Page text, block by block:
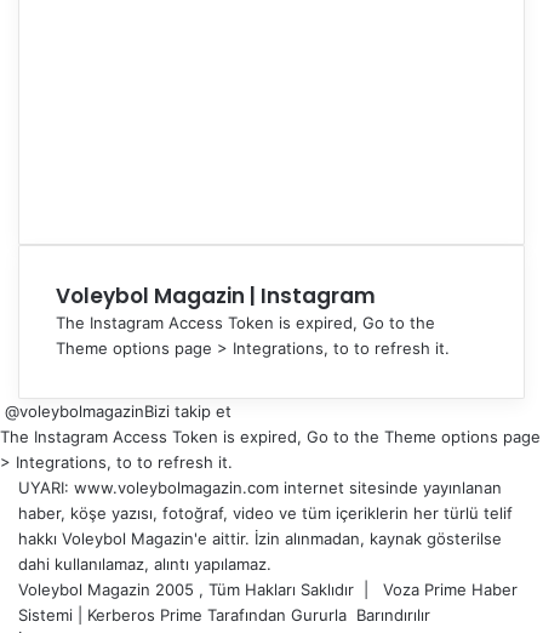
Voleybol Magazin | Instagram
The Instagram Access Token is expired, Go to the
Theme options page > Integrations, to to refresh it.
@voleybolmagazinBizi takip et
The Instagram Access Token is expired, Go to the Theme options page
> Integrations, to to refresh it.
UYARI: www.voleybolmagazin.com internet sitesinde yayınlanan
haber, köşe yazısı, fotoğraf, video ve tüm içeriklerin her türlü telif
hakkı Voleybol Magazin'e aittir. İzin alınmadan, kaynak gösterilse
dahi kullanılamaz, alıntı yapılamaz.
Voleybol Magazin 2005 , Tüm Hakları Saklıdır | Voza Prime Haber
Sistemi
Kerberos Prime Tarafından Gururla Barındırılır